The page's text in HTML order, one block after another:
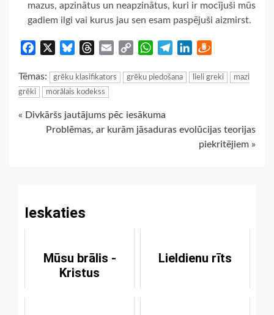
mazus, apzinātus un neapzinātus, kuri ir mocījuši mūs
gadiem ilgi vai kurus jau sen esam paspējuši aizmirst.
Facebook BlueskyThreads
Email
Copy
WhatsApp
TelegramLinkedIn
Tēmas: grēku klasifikators grēku piedošana lieli greki
mazi
grēki
morālais kodekss
Continue
« Divkāršs jautājums pēc iesākuma
Problēmas, ar kurām jāsaduras evolūcijas teorijas
piekritējiem »
Ieskaties
Mūsu brālis -
Kristus
Lieldienu rīts